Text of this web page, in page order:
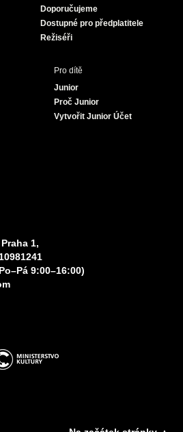
Doporučujeme
Dostupné pro předplatitele
Režiséři
Pro dítě
Junior
Proč Junior
Vytvořit Junior Účet
1,
9:00–16:00)